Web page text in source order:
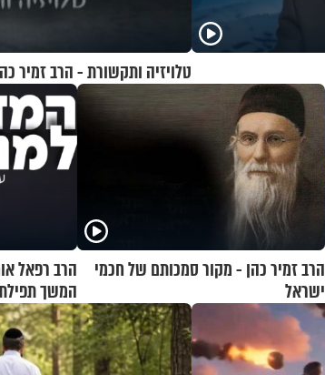
טלויזיה ותקשורת - הרב זמיר
הרב זמיר כהן - מקור סמכותם של חכמי
ישראל
הרב רפאל
המשך